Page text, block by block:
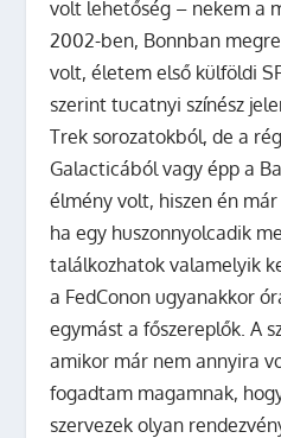
volt lehetőség – nekem a
2002-ben, Bonnban
volt, életem első külföldi
szerint tucatnyi színész
Trek sorozatokból, de a
Galacticából vagy épp a
élmény volt, hiszen én
ha egy huszonnyolcadik
találkozhatok valamelyik
a FedConon ugyanakkor
egymást a főszereplők. A
amikor már nem annyira
fogadtam magamnak,
szervezek olyan